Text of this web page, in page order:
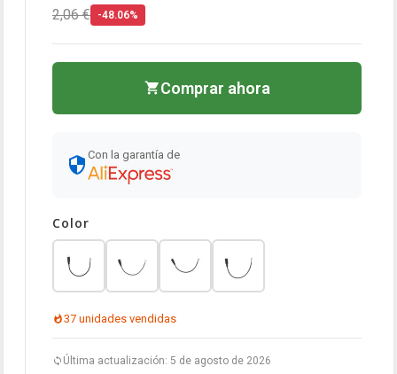
2,06 € -48.06%
Comprar ahora
Con la garantía de
Color
37 unidades vendidas
Última actualización: 5 de agosto de 2026